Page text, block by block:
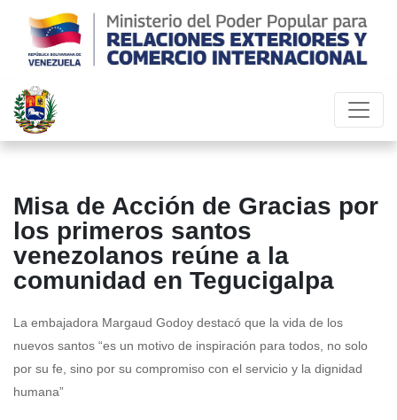
Misa de Acción de Gracias por
los primeros santos
venezolanos reúne a la
comunidad en Tegucigalpa
La embajadora Margaud Godoy destacó que la vida de los
nuevos santos “es un motivo de inspiración para todos, no solo
por su fe, sino por su compromiso con el servicio y la dignidad
humana”